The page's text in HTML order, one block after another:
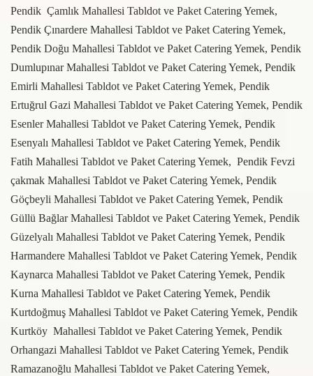
Pendik Çamlık Mahallesi Tabldot ve Paket Catering Yemek,
Pendik Çınardere Mahallesi Tabldot ve Paket Catering Yemek,
Pendik Doğu Mahallesi Tabldot ve Paket Catering Yemek, Pendik
Dumlupınar Mahallesi Tabldot ve Paket Catering Yemek, Pendik
Emirli Mahallesi Tabldot ve Paket Catering Yemek, Pendik
Ertuğrul Gazi Mahallesi Tabldot ve Paket Catering Yemek, Pendik
EsenlerMahallesi Tabldot ve Paket Catering Yemek, Pendik
Esenyalı Mahallesi Tabldot ve Paket Catering Yemek, Pendik
Fatih Mahallesi Tabldot ve Paket Catering Yemek, Pendik Fevzi
çakmak Mahallesi Tabldot ve Paket Catering Yemek, Pendik
Göçbeyli Mahallesi Tabldot ve Paket Catering Yemek, Pendik
Güllü BağlarMahallesi Tabldot ve Paket Catering Yemek, Pendik
Güzelyalı Mahallesi Tabldot ve Paket Catering Yemek, Pendik
Harmandere Mahallesi Tabldot ve Paket Catering Yemek, Pendik
Kaynarca Mahallesi Tabldot ve Paket Catering Yemek, Pendik
Kurna Mahallesi Tabldot ve Paket Catering Yemek, Pendik
Kurtdoğmuş Mahallesi Tabldot ve Paket Catering Yemek, Pendik
Kurtköy Mahallesi Tabldot ve Paket Catering Yemek, Pendik
Orhangazi Mahallesi Tabldot ve Paket Catering Yemek, Pendik
Ramazanoğlu Mahallesi Tabldot ve Paket Catering Yemek,